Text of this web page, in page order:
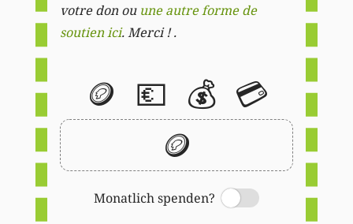
votre don ou une autre forme de
soutien ici. Merci ! .
🪙 💶 💰 💳
🪙
Monatlich spenden?
Switch